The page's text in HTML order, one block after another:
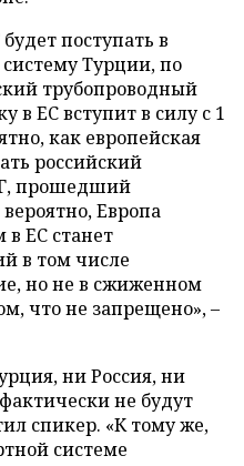
поступать в
Турции, по
трубопроводный
в ЕС вступит в силу с 1
как европейская
российский
прошедший
Европа
в ЕС станет
в том числе
но не в сжиженном
что не запрещено», –
ни Россия, ни
не будут
спикер. «К тому же,
системе